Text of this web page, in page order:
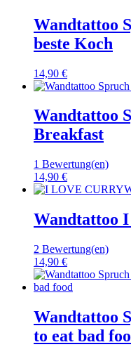
Wandtattoo
beste Koch
14,90 €
Wandtattoo
Breakfast
1 Bewertung(en)
14,90 €
Wandtattoo
2 Bewertung(en)
14,90 €
Wandtattoo
to eat bad